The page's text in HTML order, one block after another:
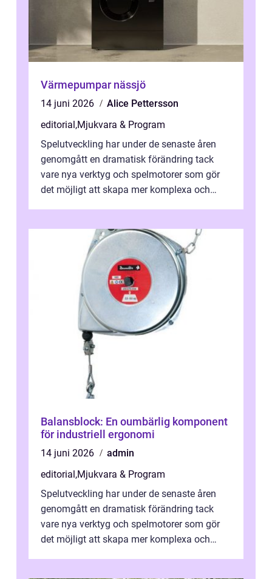
Värmepumpar nässjö
14 juni 2026
Alice Pettersson
editorial,Mjukvara & Program
Spelutveckling har under de senaste åren
genomgått en dramatisk förändring tack
vare nya verktyg och spelmotorer som gör
det möjligt att skapa mer komplexa och
Balansblock: En oumbärlig komponent
för industriell ergonomi
14 juni 2026
admin
editorial,Mjukvara & Program
Spelutveckling har under de senaste åren
genomgått en dramatisk förändring tack
vare nya verktyg och spelmotorer som gör
det möjligt att skapa mer komplexa och